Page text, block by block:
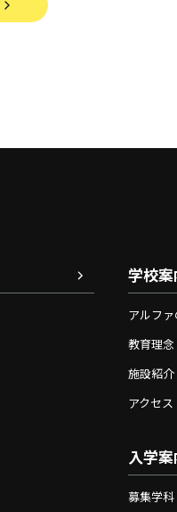
学校案
アルフ
教育理
施設紹介
アクセス
入学
募集学